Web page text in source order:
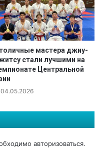
мастера джиу-
стали лучшими на
Центральной
04.05.2026
авторизоваться.